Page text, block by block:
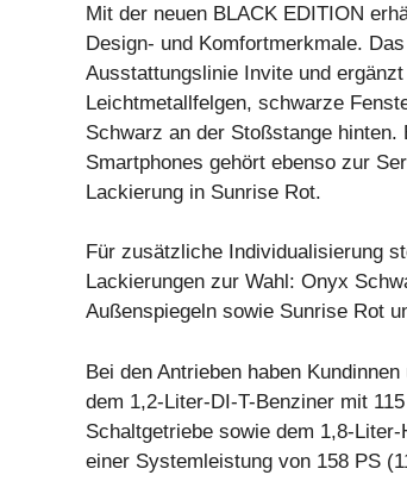
Mit der neuen BLACK EDITION
Design- und Komfortmerkmale.
Ausstattungslinie Invite und
Leichtmetallfelgen, schwarze
Schwarz an der Stoßstange
Smartphones gehört ebenso zur
Lackierung in Sunrise Rot.
Für zusätzliche Individualisierung
Lackierungen zur Wahl: Onyx
Außenspiegeln sowie Sunrise Rot
Bei den Antrieben haben
dem 1,2-Liter-DI-T-Benziner mit
Schaltgetriebe sowie dem 1,8-
einer Systemleistung von 158 PS